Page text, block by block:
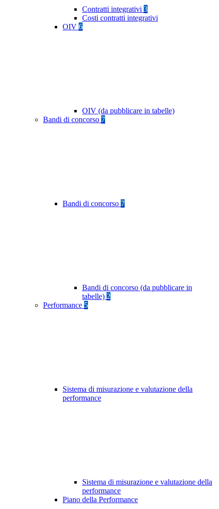
Contratti integrativi 3
Costi contratti integrativi
OIV 6
OIV (da pubblicare in tabelle)
Bandi di concorso 7
Bandi di concorso 7
Bandi di concorso (da pubblicare in
tabelle) 2
Performance 5
Sistema di misurazione e valutazione della
performance
Sistema di misurazione e valutazione della
performance
Piano della Performance